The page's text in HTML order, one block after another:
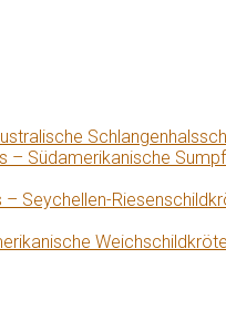
– Südamerikanische
– Seychellen-